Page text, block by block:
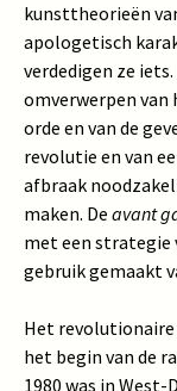
kunsttheorieën
apologetisch
verdedigen ze iets.
omverwerpen van
orde en van de
revolutie en van
afbraak
maken. De avant
met een strategie
gebruik gemaakt
Het revolutionaire
het begin van de
1980 was in